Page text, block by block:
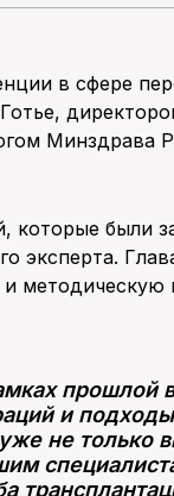
в сфере
Готье,
Минздрава
которые были
эксперта.
и
прошлой
и
не только